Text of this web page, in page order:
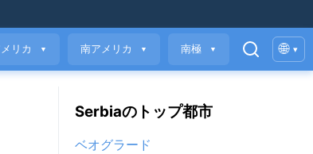
リカ ▼ 南アメリカ ▼ 南極 ▼ 🌐 ▾
Serbiaのトップ都市
ベオグラード